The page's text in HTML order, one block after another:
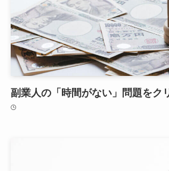
副業人の「時間がない」問題をク